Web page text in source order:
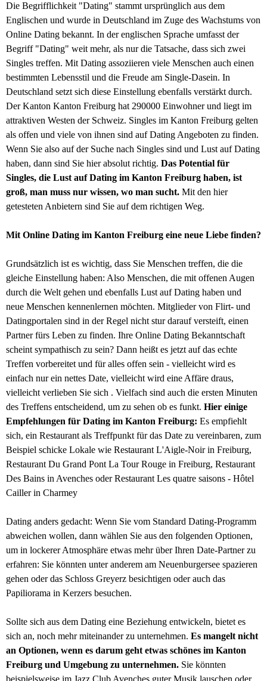
Die Begrifflichkeit "Dating" stammt ursprünglich aus dem
Englischen und wurde in Deutschland im Zuge des Wachstums von
Online Dating bekannt. In der englischen Sprache umfasst der
Begriff "Dating" weit mehr, als nur die Tatsache, dass sich zwei
Singles treffen. Mit Dating assoziieren viele Menschen auch einen
bestimmten Lebensstil und die Freude am Single-Dasein. In
Deutschland setzt sich diese Einstellung ebenfalls verstärkt durch.
Der Kanton Kanton Freiburg hat 290000 Einwohner und liegt im
attraktiven Westen der Schweiz. Singles im Kanton Freiburg gelten
als offen und viele von ihnen sind auf Dating Angeboten zu finden.
Wenn Sie also auf der Suche nach Singles sind und Lust auf Dating
haben, dann sind Sie hier absolut richtig. Das Potential für
Singles, die Lust auf Dating im Kanton Freiburg haben, ist
groß, man muss nur wissen, wo man sucht. Mit den hier
getesteten Anbietern sind Sie auf dem richtigen Weg.
Mit Online Dating im Kanton Freiburg eine neue Liebe finden?
Grundsätzlich ist es wichtig, dass Sie Menschen treffen, die die
gleiche Einstellung haben: Also Menschen, die mit offenen Augen
durch die Welt gehen und ebenfalls Lust auf Dating haben und
neue Menschen kennenlernen möchten. Mitglieder von Flirt- und
Datingportalen sind in der Regel nicht stur darauf versteift, einen
Partner fürs Leben zu finden. Ihre Online Dating Bekanntschaft
scheint sympathisch zu sein? Dann heißt es jetzt auf das echte
Treffen vorbereitet und für alles offen sein - vielleicht wird es
einfach nur ein nettes Date, vielleicht wird eine Affäre draus,
vielleicht verlieben Sie sich . Vielfach sind auch die ersten Minuten
des Treffens entscheidend, um zu sehen ob es funkt. Hier einige
Empfehlungen für Dating im Kanton Freiburg: Es empfiehlt
sich, ein Restaurant als Treffpunkt für das Date zu vereinbaren, zum
Beispiel schicke Lokale wie Restaurant L'Aigle-Noir in Freiburg,
Restaurant Du Grand Pont La Tour Rouge in Freiburg, Restaurant
Des Bains in Avenches oder Restaurant Les quatre saisons - Hôtel
Cailler in Charmey
Dating anders gedacht: Wenn Sie vom Standard Dating-Programm
abweichen wollen, dann wählen Sie aus den folgenden Optionen,
um in lockerer Atmosphäre etwas mehr über Ihren Date-Partner zu
erfahren: Sie könnten unter anderem am Neuenburgersee spazieren
gehen oder das Schloss Greyerz besichtigen oder auch das
Papiliorama in Kerzers besuchen.
Sollte sich aus dem Dating eine Beziehung entwickeln, bietet es
sich an, noch mehr miteinander zu unternehmen. Es mangelt nicht
an Optionen, wenn es darum geht etwas schönes im Kanton
Freiburg und Umgebung zu unternehmen. Sie könnten
beispielsweise im Jazz Club Avenches guter Musik lauschen oder